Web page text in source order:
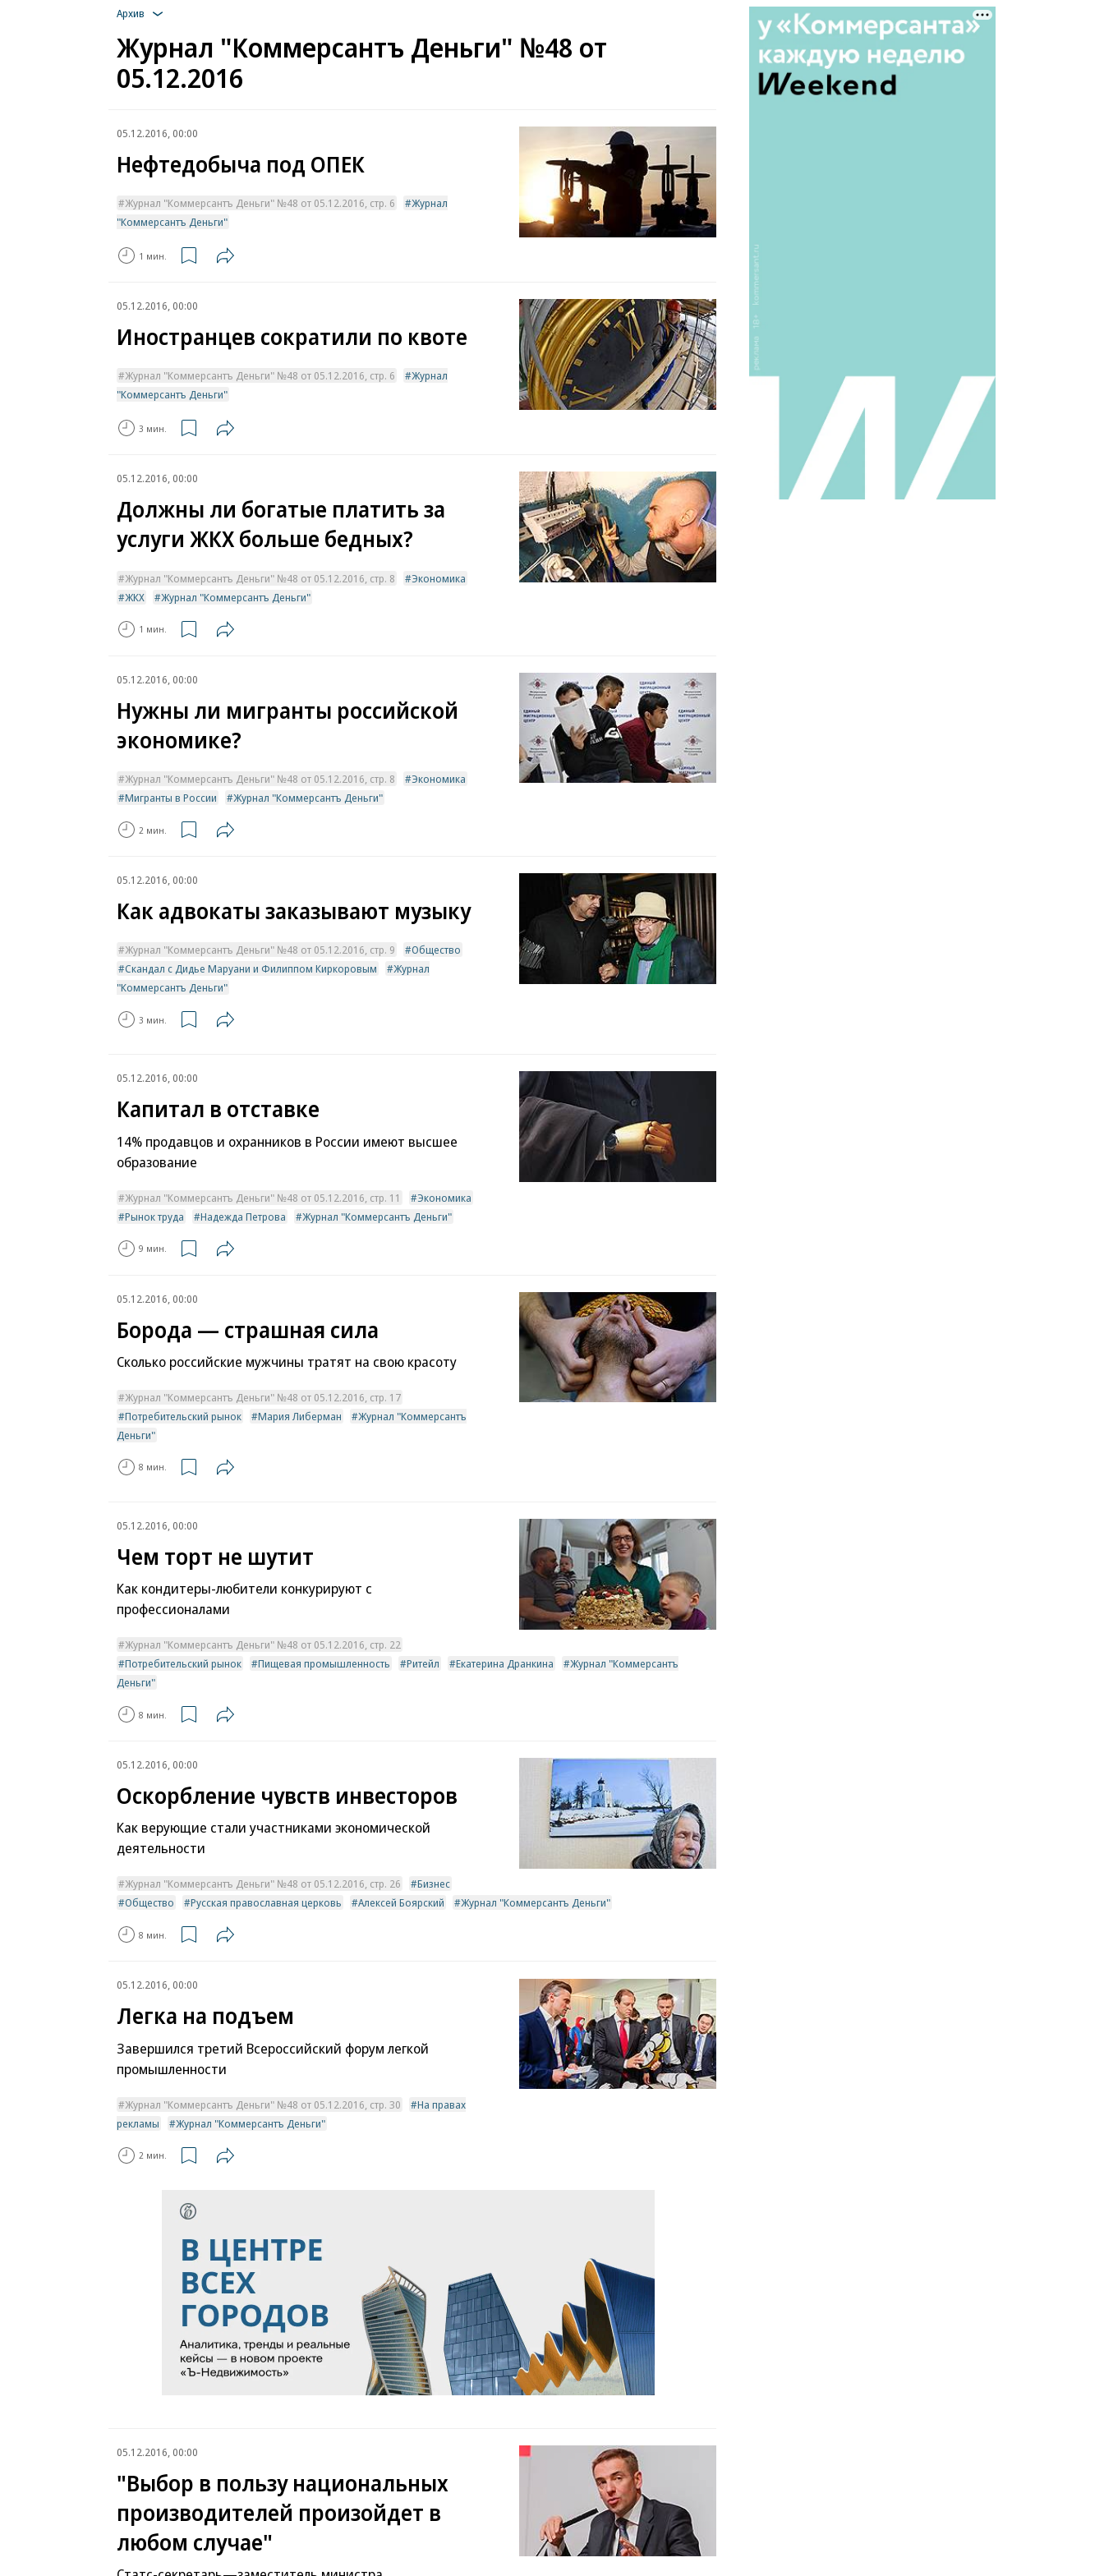
Архив
Журнал "Коммерсантъ Деньги" №48 от
05.12.2016
05.12.2016, 00:00
Нефтедобыча под ОПЕК
Журнал "Коммерсантъ Деньги" №48 от 05.12.2016, стр. 6
Журнал
"Коммерсантъ Деньги"
1 мин.
05.12.2016, 00:00
Иностранцев сократили по квоте
Журнал "Коммерсантъ Деньги" №48 от 05.12.2016, стр. 6
Журнал
"Коммерсантъ Деньги"
3 мин.
05.12.2016, 00:00
Должны ли богатые платить за
услуги ЖКХ больше бедных?
Журнал "Коммерсантъ Деньги" №48 от 05.12.2016, стр. 8
Экономика
ЖКХ
Журнал "Коммерсантъ Деньги"
1 мин.
05.12.2016, 00:00
Нужны ли мигранты российской
экономике?
Журнал "Коммерсантъ Деньги" №48 от 05.12.2016, стр. 8
Экономика
Мигранты в России
Журнал "Коммерсантъ Деньги"
2 мин.
05.12.2016, 00:00
Как адвокаты заказывают музыку
Журнал "Коммерсантъ Деньги" №48 от 05.12.2016, стр. 9
Общество
Скандал с Дидье Маруани и Филиппом Киркоровым
Журнал
"Коммерсантъ Деньги"
3 мин.
05.12.2016, 00:00
Капитал в отставке
14% продавцов и охранников в России имеют высшее
образование
Журнал "Коммерсантъ Деньги" №48 от 05.12.2016, стр. 11
Экономика
Рынок труда
Надежда Петрова Журнал "Коммерсантъ Деньги"
9 мин.
05.12.2016, 00:00
Борода — страшная сила
Сколько российские мужчины тратят на свою красоту
Журнал "Коммерсантъ Деньги" №48 от 05.12.2016, стр. 17
Потребительский рынок
Мария Либерман
Журнал "Коммерсантъ
Деньги"
8 мин.
05.12.2016, 00:00
Чем торт не шутит
Как кондитеры-любители конкурируют с
профессионалами
Журнал "Коммерсантъ Деньги" №48 от 05.12.2016, стр. 22
Потребительский рынок
Пищевая промышленность Ритейл Екатерина Дранкина
Журнал "Коммерсантъ
Деньги"
8 мин.
05.12.2016, 00:00
Оскорбление чувств инвесторов
Как верующие стали участниками экономической
деятельности
Журнал "Коммерсантъ Деньги" №48 от 05.12.2016, стр. 26
Бизнес
Общество
Русская православная церковь Алексей Боярский Журнал "Коммерсантъ Деньги"
8 мин.
05.12.2016, 00:00
Легка на подъем
Завершился третий Всероссийский форум легкой
промышленности
Журнал "Коммерсантъ Деньги" №48 от 05.12.2016, стр. 30
На правах
рекламы
Журнал "Коммерсантъ Деньги"
2 мин.
05.12.2016, 00:00
"Выбор в пользу национальных
производителей произойдет в
любом случае"